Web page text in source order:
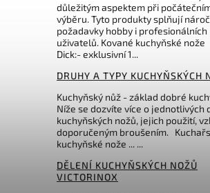
důležitým aspektem při
výběru. Tyto produkty splňují
požadavky hobby i profesionálních
uživatelů. Kované kuchyňské nože
Dick:- exklusivní 1...
DRUHY A TYPY KUCHYŇSKÝCH
Kuchyňský nůž - základ dobré
Níže se dozvíte více o jednotlivých
kuchyňských nožů, jejich použití,
doporučeným broušením.
kuchyňské nože ... ...
DĚLENÍ KUCHYŇSKÝCH NOŽŮ
VICTORINOX